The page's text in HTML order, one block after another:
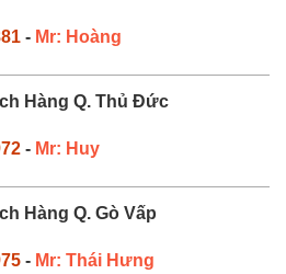
- Mr: Hoàng
Hàng Q. Thủ Đức
- Mr: Huy
Hàng Q. Gò Vấp
- Mr: Thái Hưng